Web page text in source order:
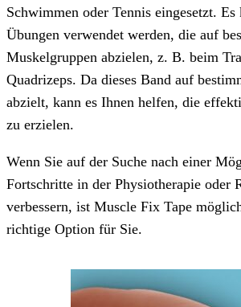
Schwimmen oder Tennis eingesetzt. Es
Übungen verwendet werden, die auf
Muskelgruppen abzielen, z. B. beim
Quadrizeps. Da dieses Band auf
abzielt, kann es Ihnen helfen, die
zu erzielen.
Wenn Sie auf der Suche nach einer
Fortschritte in der Physiotherapie oder
verbessern, ist Muscle Fix Tape
richtige Option für Sie.